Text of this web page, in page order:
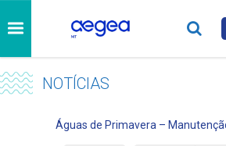
NOTÍCIAS
Águas de Primavera –